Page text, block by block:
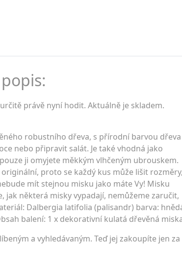
právě nyní hodit. Aktuálně je skladem.
robustního dřeva, s přírodní barvou dřeva
nebo připravit salát. Je také vhodná jako
ji omyjete měkkým vlhčeným ubrouskem.
proto se každý kus může lišit rozměry,
mít stejnou misku jako máte Vy! Misku
některá misky vypadají, nemůžeme zaručit,
Dalbergia latifolia (palisandr) barva:
balení: 1 x dekorativní kulatá dřevěná
a vyhledávaným. Teď jej zakoupíte jen za